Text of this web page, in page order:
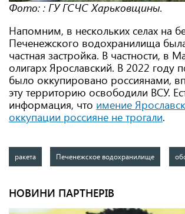
Фото: : ГУ ГСЧС Харьковщины.
Напомним, в нескольких селах на
Печенежского водохранилища
частная застройка. В частности, в
олигарх Ярославский. В 2022 году
было оккупировано россиянами,
эту территорию освободили ВСУ.
информация, что имение
оккупации россияне не трогали.
ракета Печенежское водохранилище